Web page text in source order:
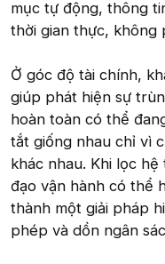
mục tự động, thông
thời gian thực, không
Ở góc độ tài chính,
giúp phát hiện sự
hoàn toàn có thể
tắt giống nhau chỉ vì
khác nhau. Khi lọc
đạo vận hành có thể
thành một giải pháp
phép và dồn ngân